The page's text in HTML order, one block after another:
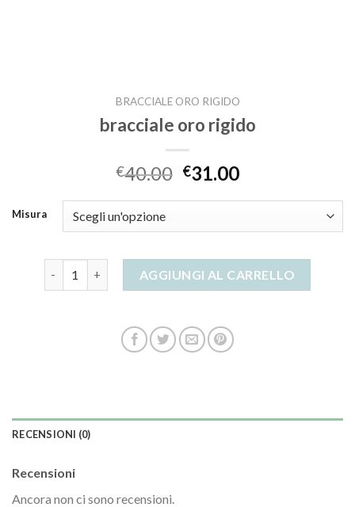
BRACCIALE ORO RIGIDO
bracciale oro rigido
€40.00 €31.00
Misura
AGGIUNGI AL CARRELLO
RECENSIONI (0)
Recensioni
Ancora non ci sono recensioni.